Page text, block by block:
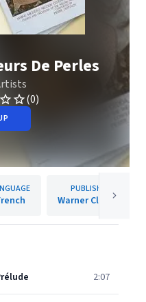
De Perles
(0)
PUBLISHER
Warner Classics
2:07